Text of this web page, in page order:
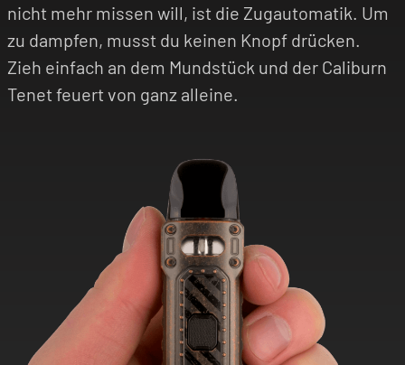
nicht mehr missen will, ist die Zugautomatik. Um
zu dampfen, musst du keinen Knopf drücken.
Zieh einfach an dem Mundstück und der Caliburn
Tenet feuert von ganz alleine.